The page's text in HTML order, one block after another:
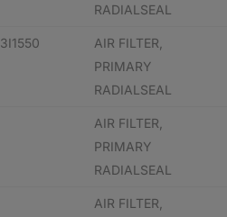
RADIALSEAL
3I1550
AIR FILTER,
PRIMARY
RADIALSEAL
AIR FILTER,
PRIMARY
RADIALSEAL
AIR FILTER,